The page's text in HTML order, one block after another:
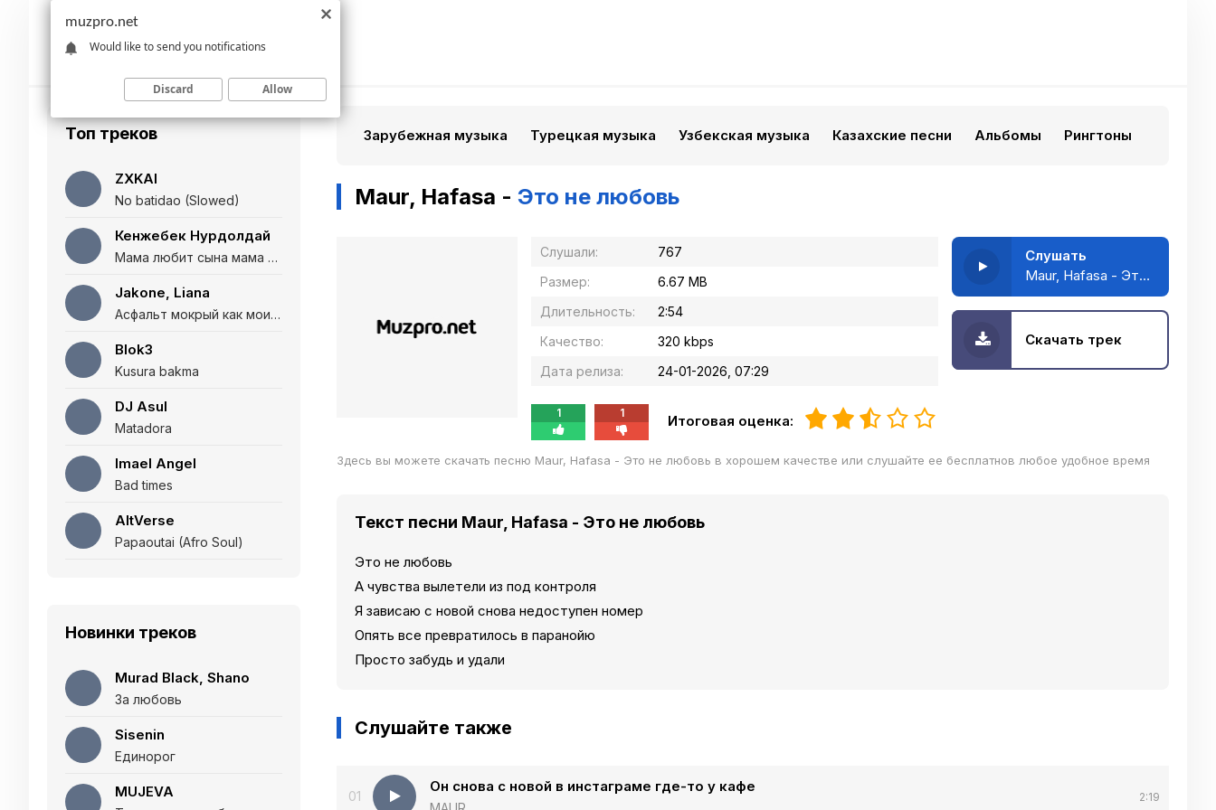
Топ треков
ZXKAI
No batidao (Slowed)
Кенжебек Нурдолдай
Мама любит сына мама любит дочь (Полная версия)
Jakone, Liana
Асфальт мокрый как мои глаза и я нарезаю
Blok3
Kusura bakma
DJ Asul
Matadora
Imael Angel
Bad times
AltVerse
Papaoutai (Afro Soul)
Новинки треков
Murad Black, Shano
За любовь
Sisenin
Единорог
MUJEVA
Зарубежная музыка Турецкая музыка Узбекская музыка Казахские песни Альбомы Рингтоны
Maur, Hafasa - Это не любовь
Слушали:
767
Размер:
6.67 MB
Длительность:
2:54
Качество:
320 kbps
Дата релиза:
24-01-2026, 07:29
1 1 Итоговая оценка:
Слушать
Maur, Hafasa - Это не любовь
Скачать трек
Здесь вы можете скачать песню Maur, Hafasa - Это не любовь в хорошем качестве или слушайте ее бесплатнов любое удобное время
Текст песни Maur, Hafasa - Это не любовь
Это не любовь
А чувства вылетели из под контроля
Я зависаю с новой снова недоступен номер
Опять все превратилось в паранойю
Просто забудь и удали
Слушайте также
01
Он снова с новой в инстаграме где-то у кафе
2:19
muzpro.net
Would like to send you notifications
Discard Allow